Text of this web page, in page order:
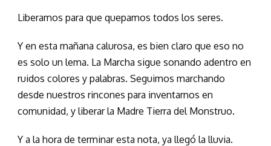
Liberamos para que quepamos todos los seres.
Y en esta mañana calurosa, es bien claro que eso no
es solo un lema. La Marcha sigue sonando adentro en
ruidos colores y palabras. Seguimos marchando
desde nuestros rincones para inventarnos en
comunidad, y liberar la Madre Tierra del Monstruo.
Y a la hora de terminar esta nota, ya llegó la lluvia.